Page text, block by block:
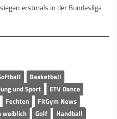
erstmals in der Bundesliga
Basketball
und Sport
ETV Dance
Fechten
FitGym News
weiblich Golf
Handball